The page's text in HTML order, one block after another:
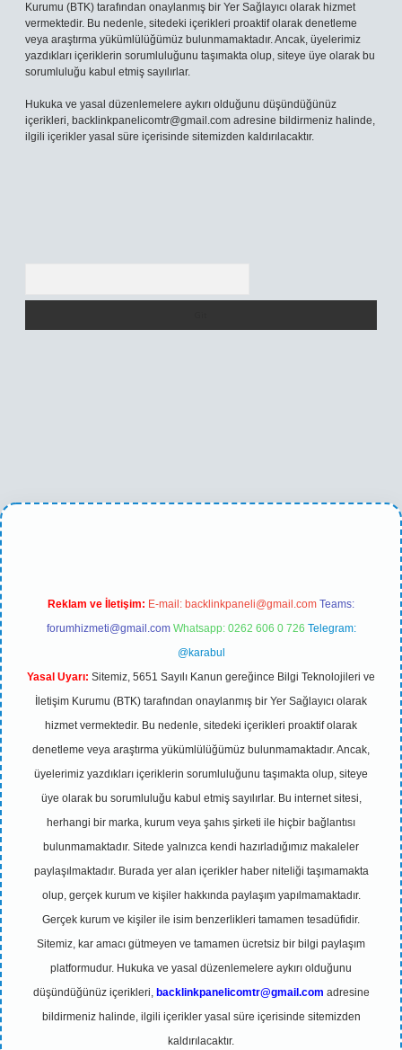
Kurumu (BTK) tarafından onaylanmış bir Yer Sağlayıcı olarak hizmet
vermektedir. Bu nedenle, sitedeki içerikleri proaktif olarak denetleme
veya araştırma yükümlülüğümüz bulunmamaktadır. Ancak, üyelerimiz
yazdıkları içeriklerin sorumluluğunu taşımakta olup, siteye üye olarak bu
sorumluluğu kabul etmiş sayılırlar.
Hukuka ve yasal düzenlemelere aykırı olduğunu düşündüğünüz
içerikleri, backlinkpanelicomtr@gmail.com adresine bildirmeniz halinde,
ilgili içerikler yasal süre içerisinde sitemizden kaldırılacaktır.
yeni giriş
Reklam ve İletişim: E-mail: backlinkpaneli@gmail.com Teams:
forumhizmeti@gmail.com Whatsapp: 0262 606 0 726 Telegram:
@karabul
Yasal Uyarı: Sitemiz, 5651 Sayılı Kanun gereğince Bilgi Teknolojileri ve
İletişim Kurumu (BTK) tarafından onaylanmış bir Yer Sağlayıcı olarak
hizmet vermektedir. Bu nedenle, sitedeki içerikleri proaktif olarak
denetleme veya araştırma yükümlülüğümüz bulunmamaktadır. Ancak,
üyelerimiz yazdıkları içeriklerin sorumluluğunu taşımakta olup, siteye
üye olarak bu sorumluluğu kabul etmiş sayılırlar. Bu internet sitesi,
herhangi bir marka, kurum veya şahıs şirketi ile hiçbir bağlantısı
bulunmamaktadır. Sitede yalnızca kendi hazırladığımız makaleler
paylaşılmaktadır. Burada yer alan içerikler haber niteliği taşımamakta
olup, gerçek kurum ve kişiler hakkında paylaşım yapılmamaktadır.
Gerçek kurum ve kişiler ile isim benzerlikleri tamamen tesadüfidir.
Sitemiz, kar amacı gütmeyen ve tamamen ücretsiz bir bilgi paylaşım
platformudur. Hukuka ve yasal düzenlemelere aykırı olduğunu
düşündüğünüz içerikleri, backlinkpanelicomtr@gmail.com adresine
bildirmeniz halinde, ilgili içerikler yasal süre içerisinde sitemizden
kaldırılacaktır.